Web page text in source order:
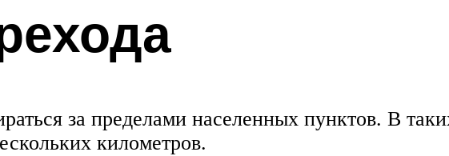
за пределами населенных пунктов. В
километров.